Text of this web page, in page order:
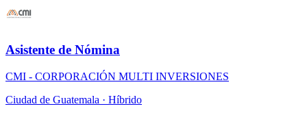
Asistente de Nómina
CMI - CORPORACIÓN MULTI INVERSIONES
Ciudad de Guatemala · Híbrido